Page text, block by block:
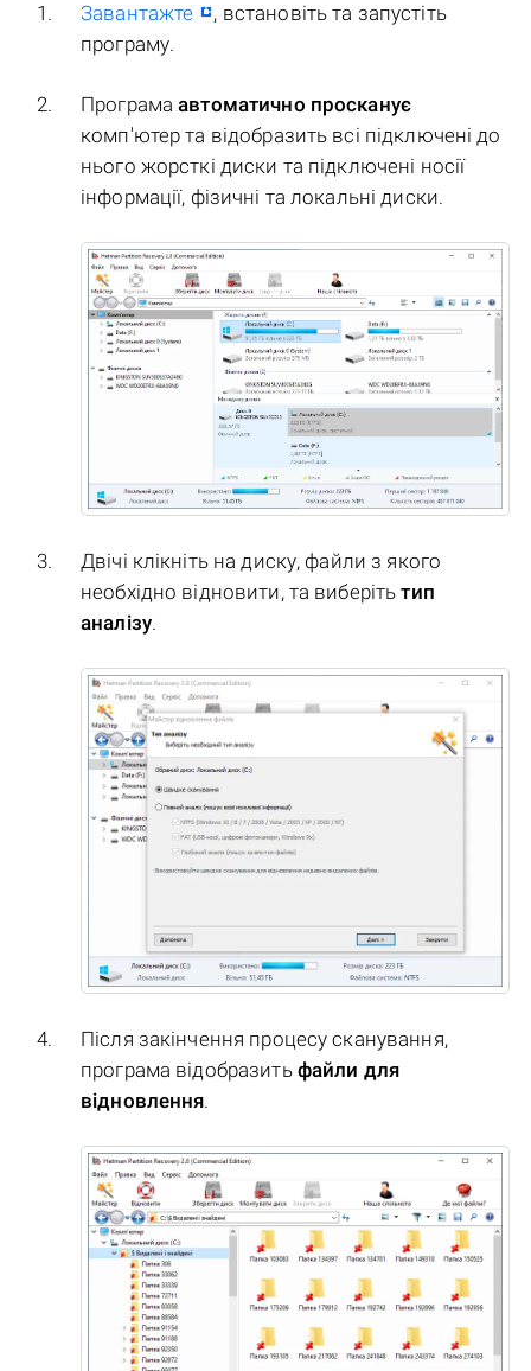
Завантажте
, встановіть та запустіть
програму.
Програмаавтоматично просканує
комп'ютер та відобразить всі підключені до
нього жорсткі диски та підключені носії
інформації, фізичні та локальні диски.
Двічі клікніть на диску, файли з якого
необхідно відновити, та виберітьтип
аналізу.
Після закінчення процесу сканування,
програма відобразить файли для
відновлення.